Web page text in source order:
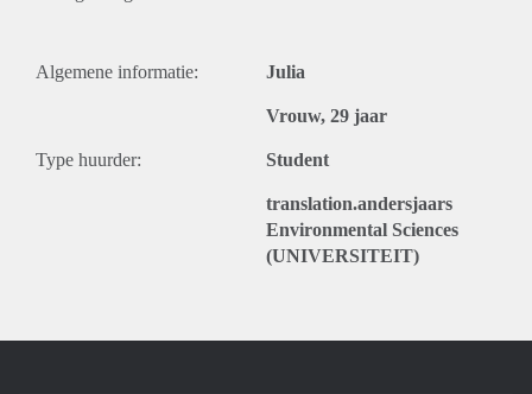
Algemene informatie: Julia
Vrouw, 29 jaar
Type huurder: Student
translation.andersjaars
Environmental Sciences
(UNIVERSITEIT)